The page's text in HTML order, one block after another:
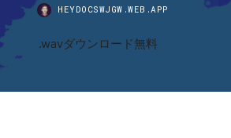
HEYDOCSWJGW.WEB.APP
.wavダウンロード無料